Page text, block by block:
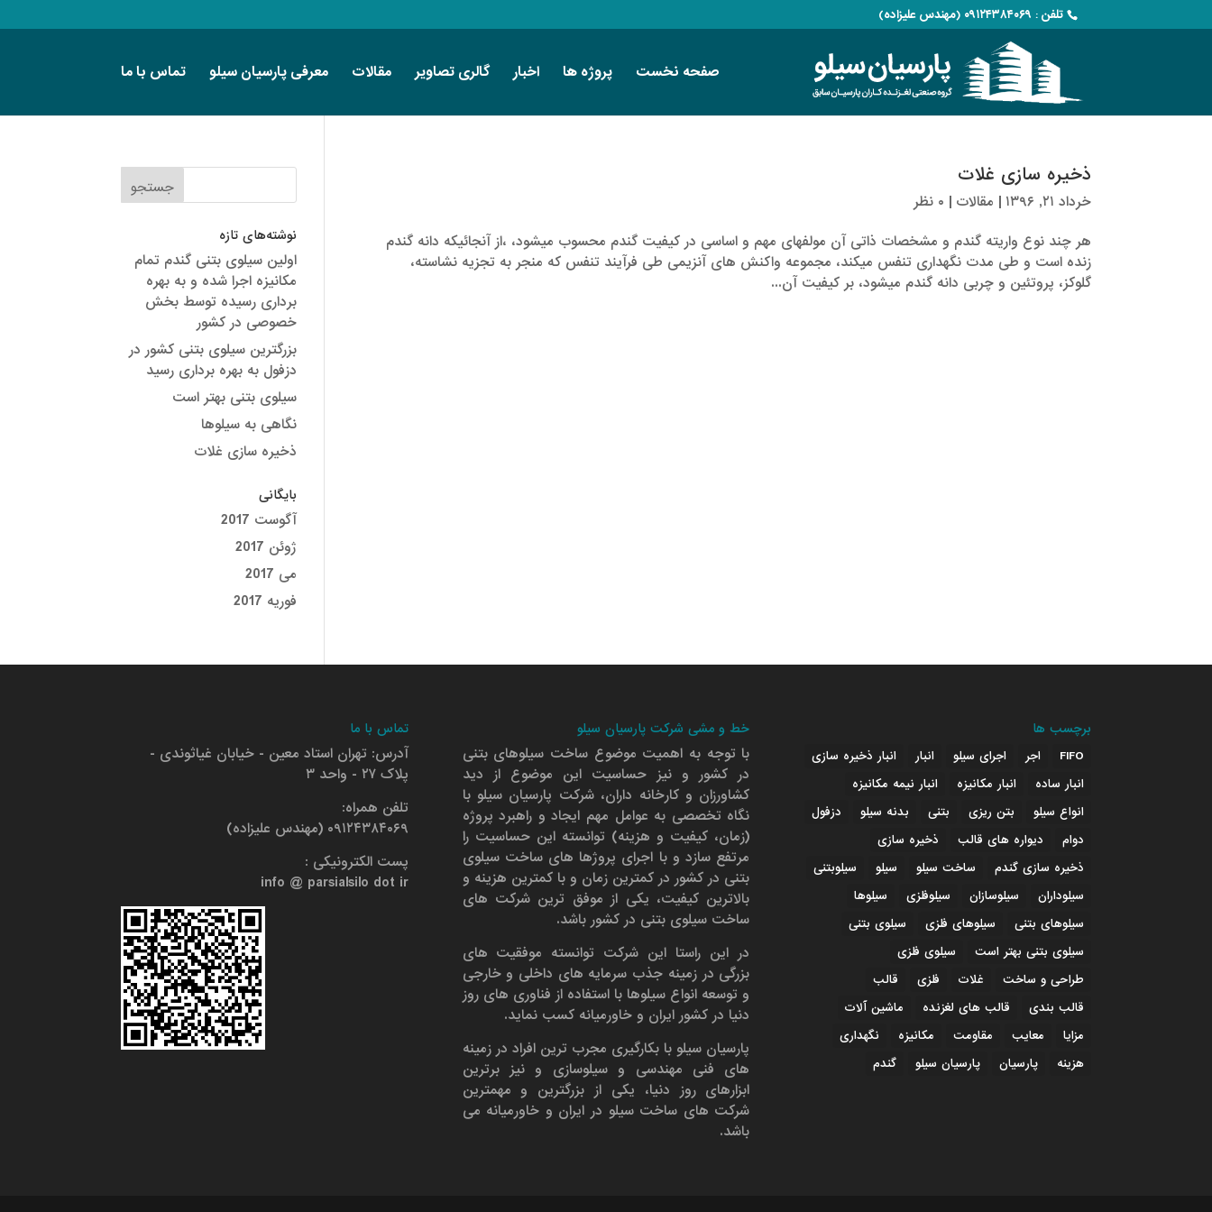
تلفن : ۰۹۱۲۴۳۸۴۰۶۹ (مهندس علیزاده)
صفحه نخست پروژه ها اخبار گالری تصاویر مقالات معرفی پارسیان سیلو تماس با ما
ذخیره سازی غلات
خرداد ۲۱, ۱۳۹۶ | مقالات | ۰ نظر
هر چند نوع واریته گندم و مشخصات ذاتی آن مولفه­­­ای مهم و اساسی در کیفیت گندم محسوب میشود، ،از آنجائیکه دانه گندم
زنده است و طی مدت نگهداری تنفس می­کند، مجموعه واکنش­ های آنزیمی طی فرآیند تنفس که منجر به تجزیه نشاسته،
گلوکز، پروتئین و چربی دانه گندم می­شود، بر کیفیت آن...
نوشته‌های تازه
اولین سیلوی بتنی گندم تمام
مکانیزه اجرا شده و به بهره
برداری رسیده توسط بخش
خصوصی در کشور
بزرگترین سیلوی بتنی کشور در
دزفول به بهره برداری رسید
سیلوی بتنی بهتر است
نگاهی به سیلوها
ذخیره سازی غلات
بایگانی
آگوست 2017
ژوئن 2017
می 2017
فوریه 2017
تماس با ما
آدرس: تهران استاد معین - خیابان غیاثوندی -
پلاک ۲۷ - واحد ۳
تلفن همراه:
۰۹۱۲۴۳۸۴۰۶۹ (مهندس علیزاده)
پست الکترونیکی :
info @ parsialsilo dot ir
خط و مشی شرکت پارسیان سیلو
با توجه به اهمیت موضوع ساخت سیلوهای بتنی
در کشور و نیز حساسیت این موضوع از دید
کشاورزان و کارخانه داران، شرکت پارسیان سیلو با
نگاه تخصصی به عوامل مهم ایجاد و راهبرد پروژه
(زمان، کیفیت و هزینه) توانسته این حساسیت را
مرتفع سازد و با اجرای پروژها های ساخت سیلوی
بتنی در کشور در کمترین زمان و با کمترین هزینه و
بالاترین کیفیت، یکی از موفق ترین شرکت های
ساخت سیلوی بتنی در کشور باشد.
در این راستا این شرکت توانسته موفقیت های
بزرگی در زمینه جذب سرمایه های داخلی و خارجی
و توسعه انواع سیلوها با استفاده از فناوری های روز
دنیا در کشور ایران و خاورمیانه کسب نماید.
پارسیان سیلو با بکارگیری مجرب ترین افراد در زمینه
های فنی مهندسی و سیلوسازی و نیز برترین
ابزارهای روز دنیا، یکی از بزرگترین و مهمترین
شرکت های ساخت سیلو در ایران و خاورمیانه می
باشد.
برچسب ها
FIFO اجر اجرای سیلو انبار
انبار ذخیره سازی
انبار ساده
انبار مکانیزه
انبار نیمه مکانیزه
انواع سیلو
بتن ریزی بتنی بدنه سیلو
دزفول
دوام
دیواره های قالب
ذخیره سازی
ذخیره سازی گندم
ساخت سیلو سیلو
سیلوبتنی
سیلوداران
سیلوسازان سیلوفلزی
سیلوها
سیلوهای بتنی
سیلوهای فلزی
سیلوی بتنی
سیلوی بتنی بهتر است
سیلوی فلزی
طراحی و ساخت
غلات فلزی
قالب
قالب بندی
قالب های لغزنده
ماشین آلات
مزایا
معایب مقاومت مکانیزه
نگهداری
هزینه
پارسیان پارسیان سیلو گندم